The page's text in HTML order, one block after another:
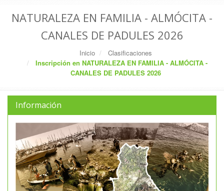
NATURALEZA EN FAMILIA - ALMÓCITA -
CANALES DE PADULES 2026
Inicio
Clasificaciones
Inscripción en NATURALEZA EN FAMILIA - ALMÓCITA -
CANALES DE PADULES 2026
Información